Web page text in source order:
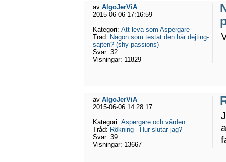
av AlgoJerViA
2015-06-06 17:16:59
Kategori: Att leva som Aspergare
Tråd: Någon som testat den här dejting-
sajten? (shy passions)
Svar: 32
Visningar: 11829
av AlgoJerViA
2015-06-06 14:28:17
Kategori: Aspergare och vården
Tråd: Rökning - Hur slutar jag?
Svar: 39
Visningar: 13667